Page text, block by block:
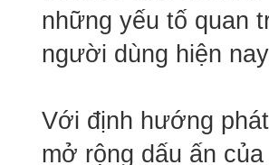
những yếu tố quan
người dùng hiện
Với định hướng
mở rộng dấu ấn